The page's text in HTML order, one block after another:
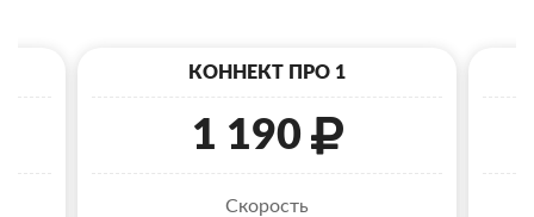
КОННЕКТ ПРО 1
1 190
Скорость